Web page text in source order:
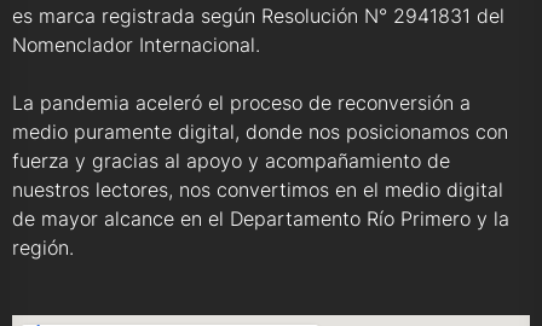
es marca registrada según Resolución N° 2941831 del
Nomenclador Internacional.
La pandemia aceleró el proceso de reconversión a
medio puramente digital, donde nos posicionamos con
fuerza y gracias al apoyo y acompañamiento de
nuestros lectores, nos convertimos en el medio digital
de mayor alcance en el Departamento Río Primero y la
región.